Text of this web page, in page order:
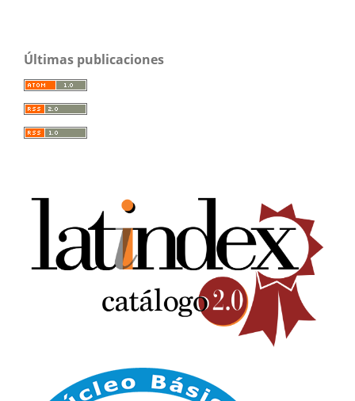
Últimas publicaciones